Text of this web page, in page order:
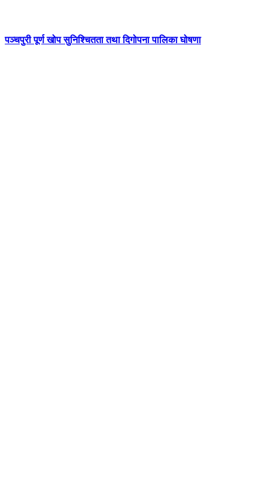
पञ्चपुरी पूर्ण खोप सुनिश्चितता तथा दिगोपना पालिका घोषणा